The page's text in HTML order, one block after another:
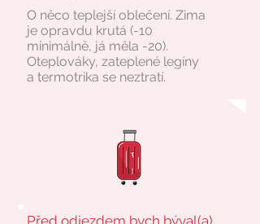
O něco teplejší oblečení. Zima
je opravdu krutá (-10
minimálně, já měla -20).
Oteplováky, zateplené legíny
a termotrika se neztratí.
Před odjezdem bych býval(a)